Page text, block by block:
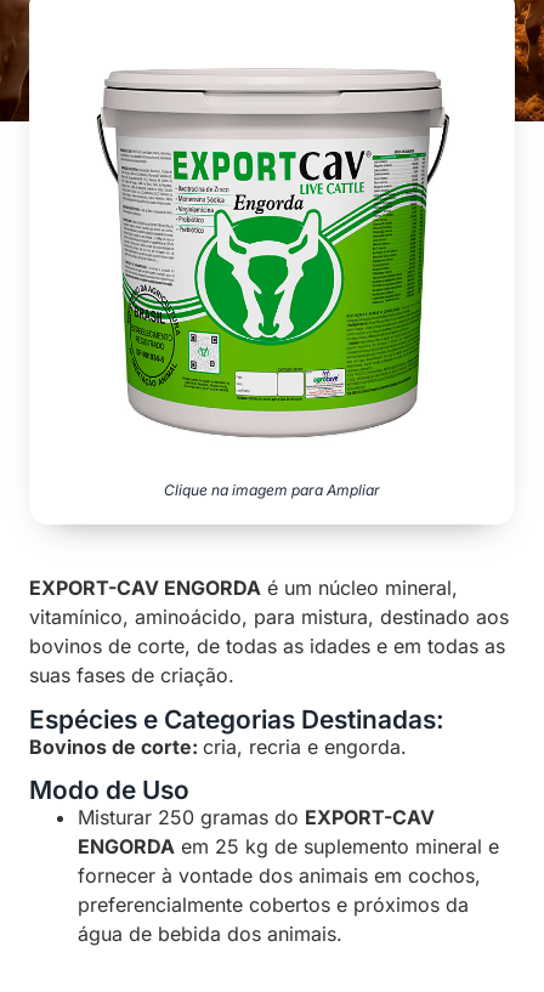
Clique na imagem para Ampliar
EXPORT-CAV ENGORDA é um núcleo mineral,
vitamínico, aminoácido, para mistura, destinado aos
bovinos de corte, de todas as idades e em todas as
suas fases de criação.
Espécies e Categorias Destinadas:
Bovinos de corte: cria, recria e engorda.
Modo de Uso
Misturar 250 gramas do EXPORT-CAV
ENGORDA em 25 kg de suplemento mineral e
fornecer à vontade dos animais em cochos,
preferencialmente cobertos e próximos da
água de bebida dos animais.